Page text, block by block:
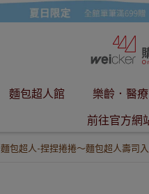
麵包超人館 樂齡．醫
前往官方網
麵包超人-捏捏捲捲～麵包超人壽司